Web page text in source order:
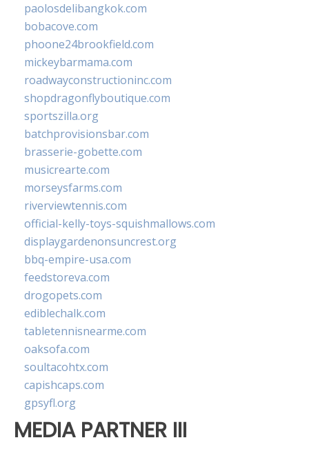
paolosdelibangkok.com
bobacove.com
phoone24brookfield.com
mickeybarmama.com
roadwayconstructioninc.com
shopdragonflyboutique.com
sportszilla.org
batchprovisionsbar.com
brasserie-gobette.com
musicrearte.com
morseysfarms.com
riverviewtennis.com
official-kelly-toys-squishmallows.com
displaygardenonsuncrest.org
bbq-empire-usa.com
feedstoreva.com
drogopets.com
ediblechalk.com
tabletennisnearme.com
oaksofa.com
soultacohtx.com
capishcaps.com
gpsyfl.org
MEDIA PARTNER III